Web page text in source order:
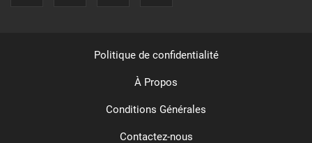
Politique de confidentialité
À Propos
Conditions Générales
Contactez-nous